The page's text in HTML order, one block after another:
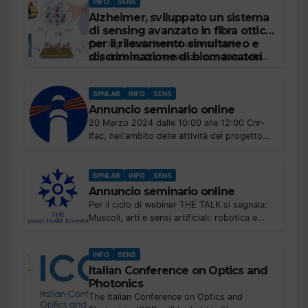
Europe". PhotonHub Europe acts as a one-
stop-shop matchmaker...
Alzheimer, sviluppato un sistema
di sensing avanzato in fibra ottica
per il rilevamento simultaneo e
discriminazione di biomarcatori
Con il graduale invecchiamento della
popolazione, la prevalenza mondiale della
drammaticamente. Tuttavia, una sfida a lungo
termine - e tutt'ora...
BPNLAB INFO SENS
Annuncio seminario online
20 Marzo 2024 dalle 10:00 alle 12:00 Cnr-
Ifac, nell'ambito delle attività del progetto
fotoniche dal titolo: Optical biosensing for
diagnostics...
BPNLAB INFO SENS
Annuncio seminario online
Per il ciclo di webinar THE TALK si segnala:
Muscoli, arti e sensi artificiali: robotica e
Relatori: M. Malvezzi,...
INFO SENS
Italian Conference on Optics and
Photonics
The Italian Conference on Optics and